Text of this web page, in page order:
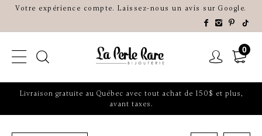
Votre expérience compte. Laissez-nous un avis sur Google.
0
Livraison gratuite au Québec avec tout achat de 150$ et plus,
avant taxes.